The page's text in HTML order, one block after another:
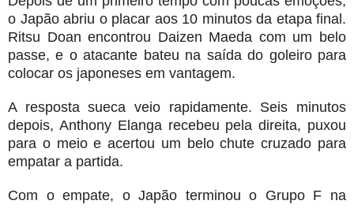
o Japão
Ritsu Doan encontrou Daizen Maeda com um belo
passe, e o atacante bateu na saída do goleiro para
colocar os japoneses em vantagem.
A resposta sueca veio rapidamente. Seis minutos
depois, Anthony Elanga recebeu pela direita, puxou
para o meio e acertou um belo chute cruzado para
empatar a partida.
Com o empate, o Japão terminou o Grupo F na